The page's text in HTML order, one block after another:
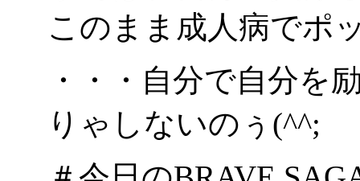
このまま成人病でポ
・・・自分で自分を
りゃしないのぅ(^^;